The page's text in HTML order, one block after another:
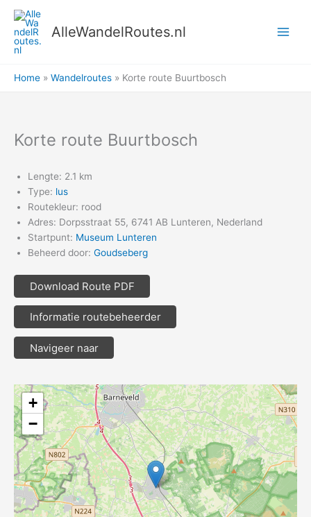
naar
inhoud
AlleWandelRoutes.nl
Home Wandelroutes Korte route Buurtbosch
Korte route Buurtbosch
Lengte: 2.1 km
Type: lus
Routekleur: rood
Adres: Dorpsstraat 55, 6741 AB Lunteren, Nederland
Startpunt: Museum Lunteren
Beheerd door: Goudseberg
Download Route PDF
Informatie routebeheerder
Navigeer naar
+
−